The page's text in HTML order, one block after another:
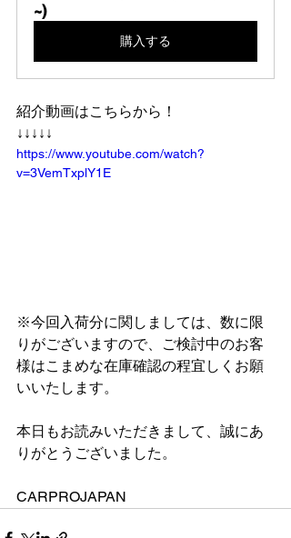
~)
購入する
紹介動画はこちらから！
↓↓↓↓↓
https://www.youtube.com/watch?
v=3VemTxplY1E
※今回入荷分に関しましては、数に限
りがございますので、ご検討中のお客
様はこまめな在庫確認の程宜しくお願
いいたします。
本日もお読みいただきまして、誠にあ
りがとうございました。
CARPROJAPAN